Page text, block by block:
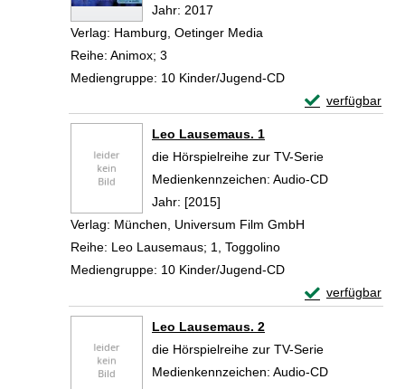
Jahr: 2017
Verlag: Hamburg, Oetinger Media
Reihe: Animox; 3
Mediengruppe: 10 Kinder/Jugend-CD
verfügbar
Exemplar-
Leo Lausemaus. 1
die Hörspielreihe zur TV-Serie
Suche nach diesem Verfasser
Medienkennzeichen: Audio-CD
Jahr: [2015]
Verlag: München, Universum Film GmbH
Reihe: Leo Lausemaus; 1, Toggolino
Mediengruppe: 10 Kinder/Jugend-CD
verfügbar
Exemplar-
Leo Lausemaus. 2
die Hörspielreihe zur TV-Serie
Suche nach diesem Verfasser
Medienkennzeichen: Audio-CD